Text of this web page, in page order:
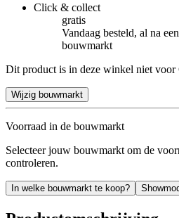
Click & collect
gratis
Vandaag besteld, al na
bouwmarkt
Dit product is in deze winkel niet
Wijzig bouwmarkt
Voorraad in de bouwmarkt
Selecteer jouw bouwmarkt om de
controleren.
In welke bouwmarkt te koop?